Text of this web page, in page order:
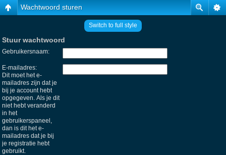
Wachtwoord sturen
Switch to full style
Stuur wachtwoord
Gebruikersnaam:
E-mailadres:
Dit moet het e-
mailadres zijn dat je
bij je account hebt
opgegeven. Als je dit
niet hebt veranderd
in het
gebruikerspaneel,
dan is dit het e-
mailadres dat je bij
je registratie hebt
gebruikt.